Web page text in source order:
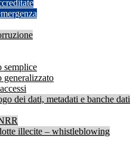
semplice
generalizzato
dei dati, metadati e banche dati
illecite – whistleblowing